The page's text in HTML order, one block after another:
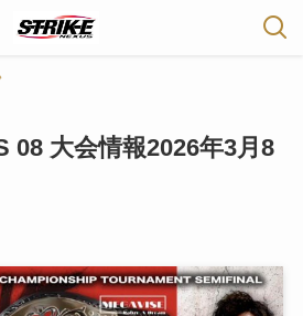
08 大会情報2026年3月8